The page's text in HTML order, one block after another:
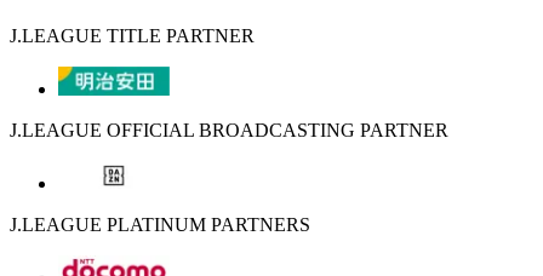
J.LEAGUE TITLE PARTNER
J.LEAGUE OFFICIAL BROADCASTING PARTNER
J.LEAGUE PLATINUM PARTNERS